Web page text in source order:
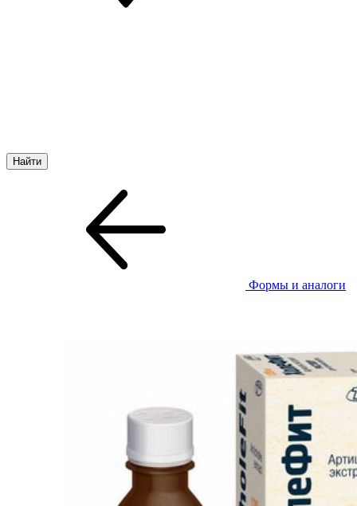
Формы и аналоги